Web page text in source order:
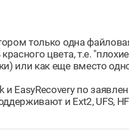
только одна
цвета, т.е.
или как еще вместо
EasyRecovery по
и Ext2, UFS,